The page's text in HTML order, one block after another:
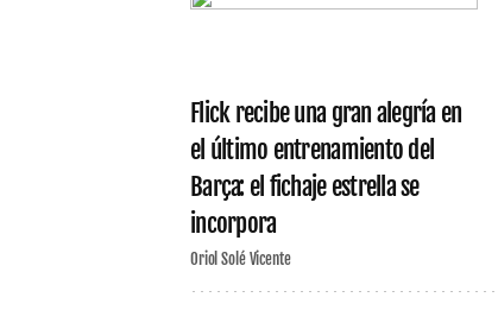
Flick recibe una gran alegría en
el último entrenamiento del
Barça: el fichaje estrella se
incorpora
Oriol Solé Vicente